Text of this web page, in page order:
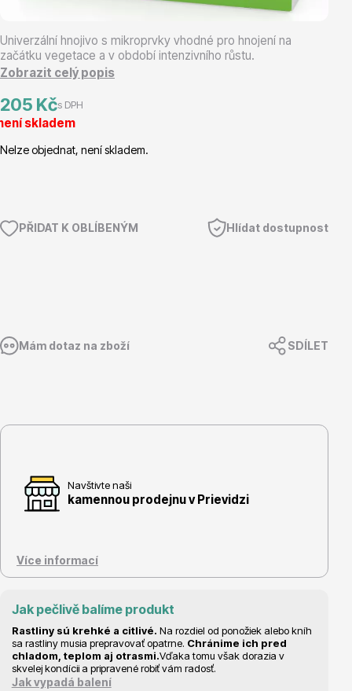
Magnólie
Semena, sadba
Květináče
Cibuloviny
Univerzální hnojivo s mikroprvky vhodné pro hnojení na
začátku vegetace a v období intenzivního růstu.
Zobrazit celý popis
205 Kčs DPH
skladem
Nelze objednat, není skladem.
PŘIDAT K OBLÍBENÝM Hlídat dostupnost
Mám dotaz na zboží SDÍLET
Navštivte naši
kamennou prodejnu v Prievidzi
Více informací
Jak pečlivě balíme produkt
Rastliny sú krehké a citlivé. Na rozdiel od ponožiek alebo kníh
sa rastliny musia prepravovať opatrne. Chránime ich pred
chladom, teplom aj otrasmi.Vďaka tomu však dorazia v
skvelej kondícii a pripravené robiť vám radosť.
Jak vypadá balení